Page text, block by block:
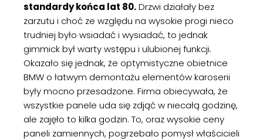
standardy końca lat 80.Drzwi działały bez
zarzutu i choć ze względu na wysokie progi nieco
trudniej było wsiadać i wysiadać, to jednak
gimmick był warty wstępu i ulubionej funkcji.
Okazało się jednak, że optymistyczne obietnice
BMW o łatwym demontażu elementów karoserii
były mocno przesadzone. Firma obiecywała, że
wszystkie panele uda się zdjąć w niecałą godzinę,
ale zajęło to kilka godzin. To, oraz wysokie ceny
paneli zamiennych, pogrzebało pomysł właścicieli